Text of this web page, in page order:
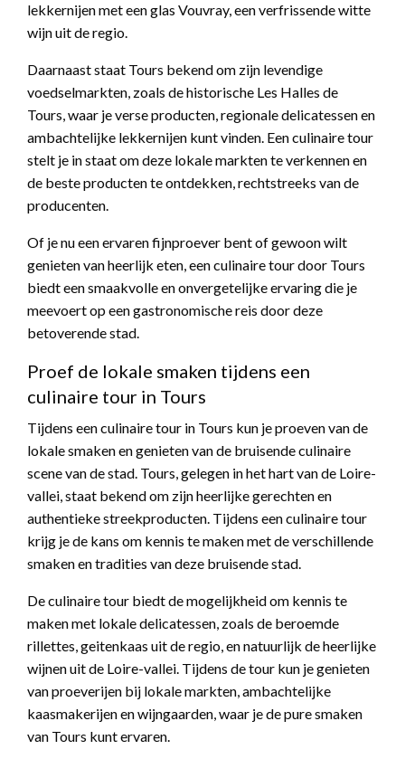
lekkernijen met een glas Vouvray, een verfrissende witte
wijn uit de regio.
Daarnaast staat Tours bekend om zijn levendige
voedselmarkten, zoals de historische Les Halles de
Tours, waar je verse producten, regionale delicatessen en
ambachtelijke lekkernijen kunt vinden. Een culinaire tour
stelt je in staat om deze lokale markten te verkennen en
de beste producten te ontdekken, rechtstreeks van de
producenten.
Of je nu een ervaren fijnproever bent of gewoon wilt
genieten van heerlijk eten, een culinaire tour door Tours
biedt een smaakvolle en onvergetelijke ervaring die je
meevoert op een gastronomische reis door deze
betoverende stad.
Proef de lokale smaken tijdens een
culinaire tour in Tours
Tijdens een culinaire tour in Tours kun je proeven van de
lokale smaken en genieten van de bruisende culinaire
scene van de stad. Tours, gelegen in het hart van de Loire-
vallei, staat bekend om zijn heerlijke gerechten en
authentieke streekproducten. Tijdens een culinaire tour
krijg je de kans om kennis te maken met de verschillende
smaken en tradities van deze bruisende stad.
De culinaire tour biedt de mogelijkheid om kennis te
maken met lokale delicatessen, zoals de beroemde
rillettes, geitenkaas uit de regio, en natuurlijk de heerlijke
wijnen uit de Loire-vallei. Tijdens de tour kun je genieten
van proeverijen bij lokale markten, ambachtelijke
kaasmakerijen en wijngaarden, waar je de pure smaken
van Tours kunt ervaren.